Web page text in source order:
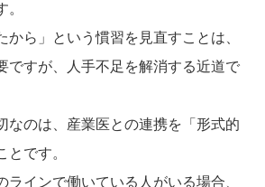
から」という慣習を見直すことは、
ですが、人手不足を解消する近道で
なのは、産業医との連携を「形式的
とです。
ラインで働いている人がいる場合、